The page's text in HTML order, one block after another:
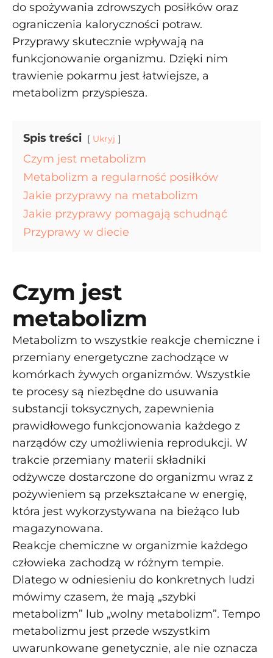
do spożywania zdrowszych posiłków oraz
ograniczenia kaloryczności potraw.
Przyprawy skutecznie wpływają na
funkcjonowanie organizmu. Dzięki nim
trawienie pokarmu jest łatwiejsze, a
metabolizm przyspiesza.
Spis treści Ukryj
Czym jest metabolizm
Metabolizm a regularność posiłków
Jakie przyprawy na metabolizm
Jakie przyprawy pomagają schudnąć
Przyprawy w diecie
Czym jest
metabolizm
Metabolizm to wszystkie reakcje chemiczne i
przemiany energetyczne zachodzące w
komórkach żywych organizmów. Wszystkie
te procesy są niezbędne do usuwania
substancji toksycznych, zapewnienia
prawidłowego funkcjonowania każdego z
narządów czy umożliwienia reprodukcji. W
trakcie przemiany materii składniki
odżywcze dostarczone do organizmu wraz z
pożywieniem są przekształcane w energię,
która jest wykorzystywana na bieżąco lub
magazynowana.
Reakcje chemiczne w organizmie każdego
człowieka zachodzą w różnym tempie.
Dlatego w odniesieniu do konkretnych ludzi
mówimy czasem, że mają „szybki
metabolizm” lub „wolny metabolizm”. Tempo
metabolizmu jest przede wszystkim
uwarunkowane genetycznie, ale nie oznacza